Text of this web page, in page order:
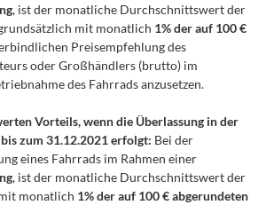
, ist der monatliche Durchschnittswert der
mit monatlich 1% der auf 100 €
Preisempfehlung des
oder Großhändlers (brutto) im
des Fahrrads anzusetzen.
Vorteils, wenn die Überlassung in der
zum 31.12.2021 erfolgt: Bei der
eines Fahrrads im Rahmen einer
, ist der monatliche Durchschnittswert der
monatlich 1% der auf 100 € abgerundeten